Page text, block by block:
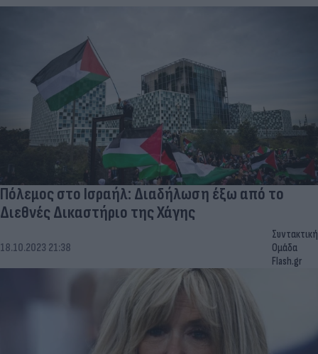
Πόλεμος στο Ισραήλ: Διαδήλωση έξω από το
Διεθνές Δικαστήριο της Χάγης
18.10.2023 21:38
Συντακτική
Ομάδα
Flash.gr